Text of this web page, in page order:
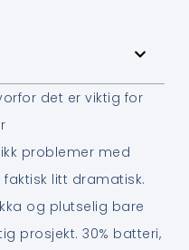
det er viktig for
problemer med
litt dramatisk.
og plutselig bare
prosjekt. 30% batteri,